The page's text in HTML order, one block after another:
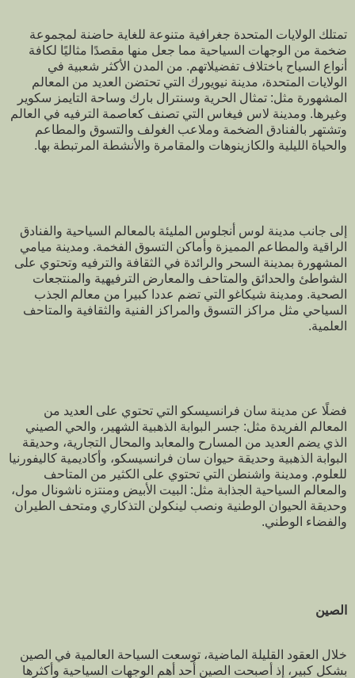
تمتلك الولايات المتحدة جغرافية متنوعة للغاية حاضنة لمجموعة
ضخمة من الوجهات السياحية مما جعل منها مقصدًا مثاليًا لكافة
أنواع السياح باختلاف تفضيلاتهم. من المدن الأكثر شعبية في
الولايات المتحدة، مدينة نيويورك التي تحتضن العديد من المعالم
المشهورة مثل: تمثال الحرية وسنترال بارك وساحة التايمز سكوير
وغيرها. ومدينة لاس فيغاس التي تصنف كعاصمة الترفيه في العالم
وتشتهر بالفنادق الضخمة وملاعب الغولف والتسوق والمطاعم
والحياة الليلية والكازينوهات والمقامرة والأنشطة المرتبطة بها.
إلى جانب مدينة لوس أنجلوس المليئة بالمعالم السياحية والفنادق
الراقية والمطاعم المميزة وأماكن التسوق الفخمة. ومدينة ميامي
المشهورة بمدينة السحر والرائدة في الثقافة والترفيه وتحتوي على
الشواطئ والحدائق والمتاحف والمعارض الترفيهية والمنتجعات
الصحية. ومدينة شيكاغو التي تضم عددا كبيرا من معالم الجذب
السياحي مثل مراكز التسوق والمراكز الفنية والثقافية والمتاحف
العلمية.
فضلًا عن مدينة سان فرانسيسكو التي تحتوي على العديد من
المعالم الفريدة مثل: جسر البوابة الذهبية الشهير، والحي الصيني
الذي يضم العديد من المسارح والمعابد والمحال التجارية، وحديقة
البوابة الذهبية وحديقة حيوان سان فرانسيسكو، وأكاديمية كاليفورنيا
للعلوم. ومدينة واشنطن التي تحتوي على الكثير من المتاحف
والمعالم السياحية الجذابة مثل: البيت الأبيض ومنتزه ناشونال مول،
وحديقة الحيوان الوطنية ونصب لينكولن التذكاري ومتحف الطيران
والفضاء الوطني.
الصين
خلال العقود القليلة الماضية، توسعت السياحة العالمية في الصين
بشكل كبير، إذ أصبحت الصين أحد أهم الوجهات السياحية وأكثرها